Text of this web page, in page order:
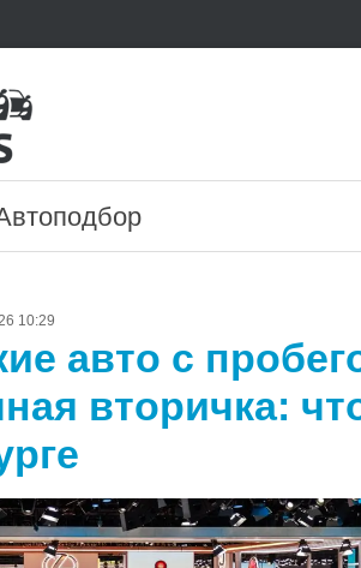
10:29
авто с
вторичка: